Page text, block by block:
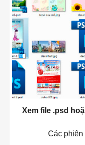
Xem file .psd
Các phiên